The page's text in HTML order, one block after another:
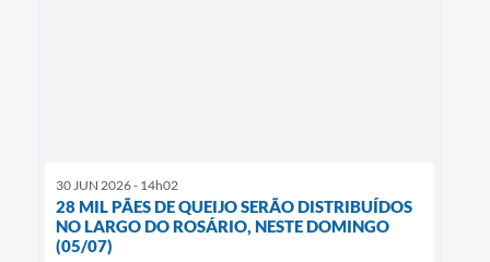
30 JUN 2026 - 14h02
28 MIL PÃES DE QUEIJO SERÃO DISTRIBUÍDOS
NO LARGO DO ROSÁRIO, NESTE DOMINGO
(05/07)